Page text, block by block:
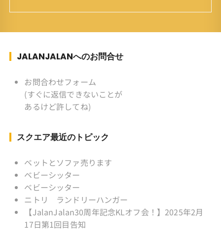
スポーツ ：水泳(浜名湾流古式泳法、競泳平泳
ク ソフトボール
監督 BKKソフトボール「おぼん
こぼん 」監督 マレーシア歴：1991年から31年
目 タイ歴 ：2001年から21年目
JALANJALANへのお問合せ
お問合わせフォーム
(すぐに返信できないことが
あるけど許してね)
スクエア最近のトピック
ベットとソファ売ります
ベビーシッター
ベビーシッター
ニトリ ランドリーハンガー
【JalanJalan30周年記念KLオフ会！】2025年2月
17日第1回目告知